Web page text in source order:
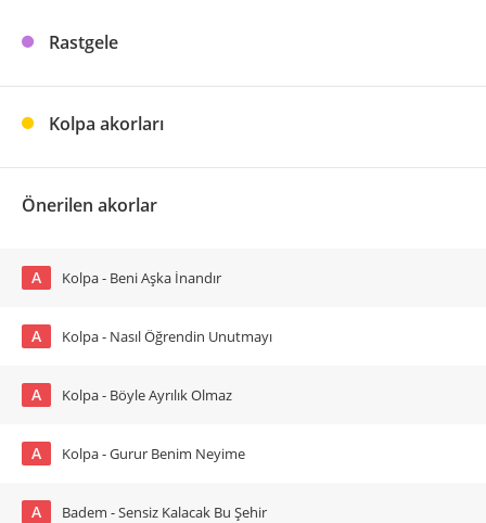
Rastgele
Kolpa akorları
Önerilen akorlar
A Kolpa - Beni Aşka İnandır
A Kolpa - Nasıl Öğrendin Unutmayı
A Kolpa - Böyle Ayrılık Olmaz
A Kolpa - Gurur Benim Neyime
A Badem - Sensiz Kalacak Bu Şehir